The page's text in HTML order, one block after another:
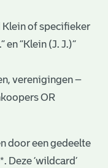
of specifieker
en “Klein (J. J.)”
verenigingen –
OR
door een gedeelte
Deze ‘wildcard’